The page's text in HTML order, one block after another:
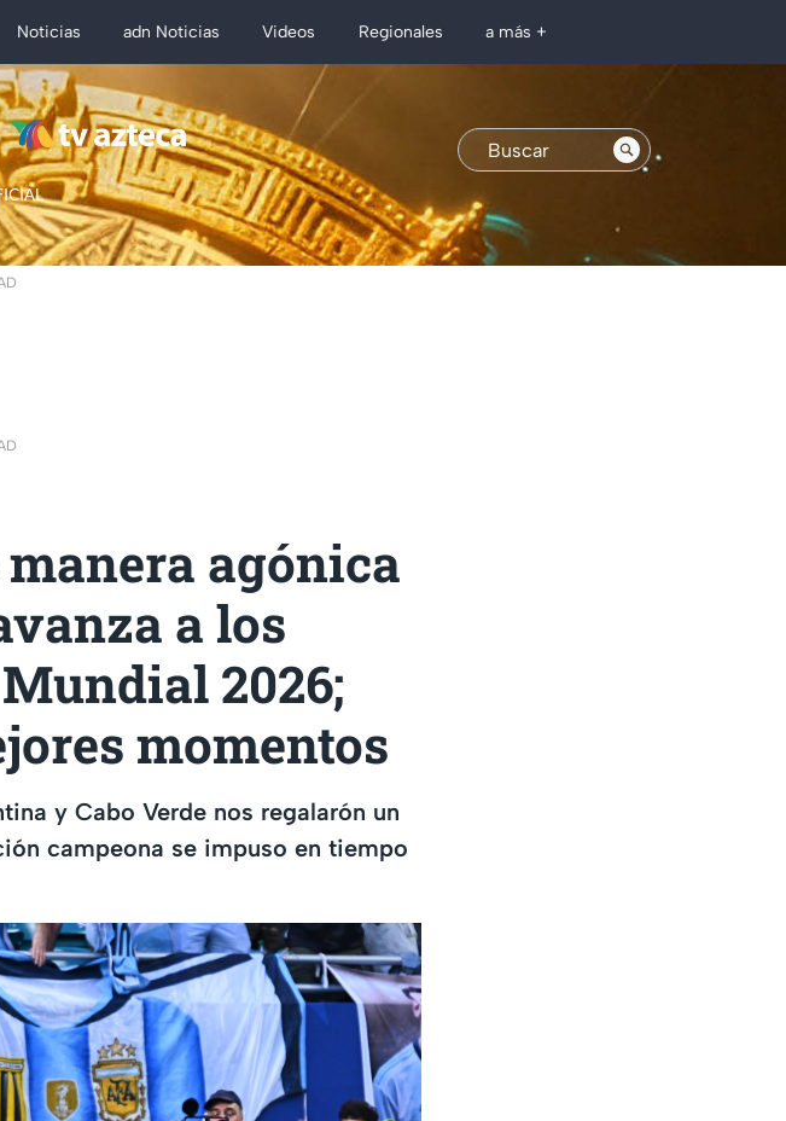
Noticias adn Noticias Videos Regionales a más +
agónica
a los
2026;
momentos
y Cabo Verde nos regalarón un
campeona se impuso en tiempo